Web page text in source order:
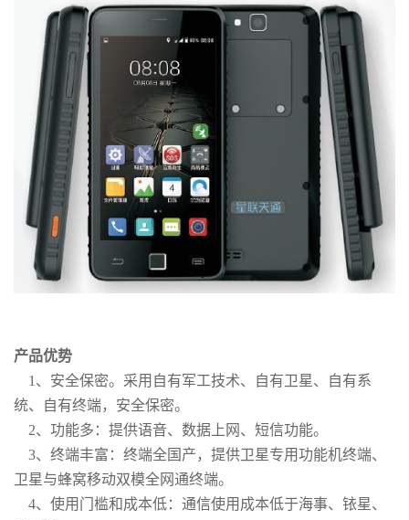
产品优势
1、安全保密。采用自有军工技术、自有卫星、自有系
统、自有终端，安全保密。
2、功能多：提供语音、数据上网、短信功能。
3、终端丰富：终端全国产，提供卫星专用功能机终端、
卫星与蜂窝移动双模全网通终端。
4、使用门槛和成本低：通信使用成本低于海事、铱星、